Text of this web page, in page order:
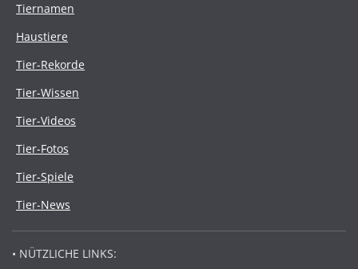
Tiernamen
Haustiere
Tier-Rekorde
Tier-Wissen
Tier-Videos
Tier-Fotos
Tier-Spiele
Tier-News
• NÜTZLICHE LINKS: